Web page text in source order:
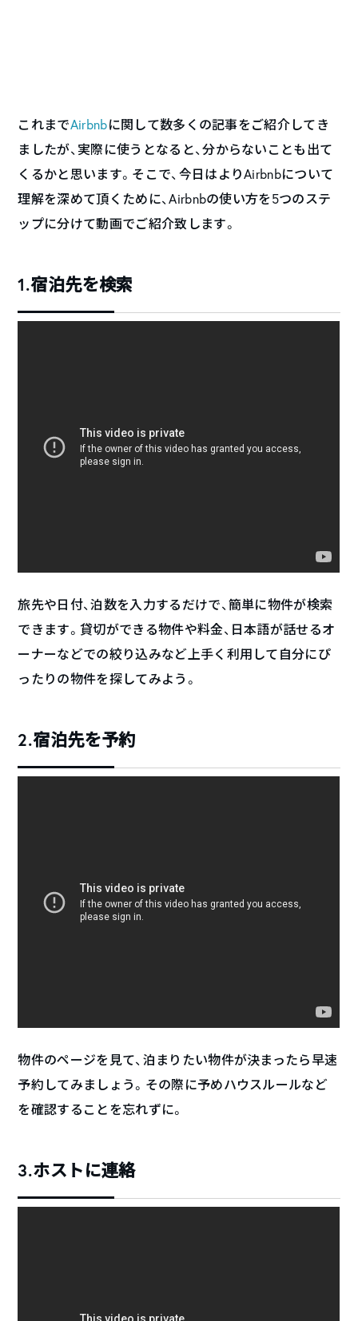
これまでAirbnbに関して数多くの記事をご紹介してき
ましたが、実際に使うとなると、分からないことも出て
くるかと思います。そこで、今日はよりAirbnbについて
理解を深めて頂くために、Airbnbの使い方を5つのステ
ップに分けて動画でご紹介致します。
1.宿泊先を検索
旅先や日付、泊数を入力するだけで、簡単に物件が検索
できます。貸切ができる物件や料金、日本語が話せるオ
ーナーなどでの絞り込みなど上手く利用して自分にぴ
ったりの物件を探してみよう。
2.宿泊先を予約
物件のページを見て、泊まりたい物件が決まったら早速
予約してみましょう。その際に予めハウスルールなど
を確認することを忘れずに。
3.ホストに連絡